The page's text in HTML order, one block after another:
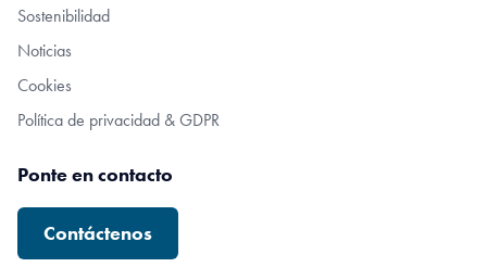
Sostenibilidad
Noticias
Cookies
Política de privacidad & GDPR
Ponte en contacto
Contáctenos